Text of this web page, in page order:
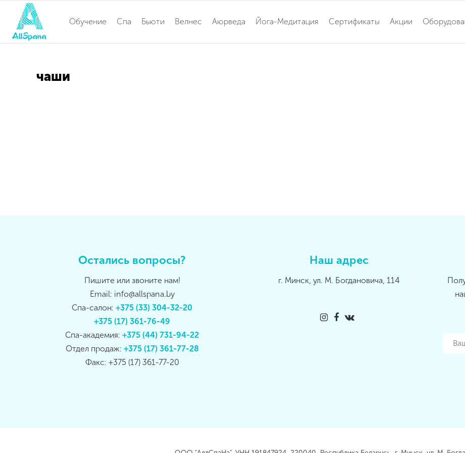
Обучение Спа Бьюти Велнес Аюрведа Йога-Медитация Сертификаты Акции
чаши
Остались вопросы?
Пишите или звоните нам!
Email: info@allspana.by
Спа-салон:+375 (33) 304-32-20
+375 (17) 361-76-49
Спа-академия:+375 (44) 731-94-22
Отдел продаж: +375 (17) 361-77-28
Факс: +375 (17) 361-77-20
Наш адрес
г. Минск, ул. М. Богдановича, 114